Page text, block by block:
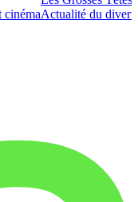
cinémaActualité du